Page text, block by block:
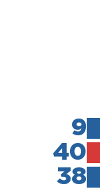
9
40
38